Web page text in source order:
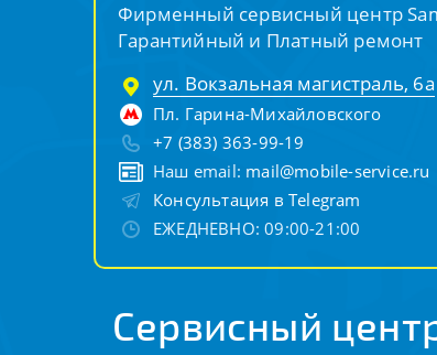
Фирменный сервисный центр
Гарантийный и Платный ремонт
ул. Вокзальная магистраль, 6а
Пл. Гарина-Михайловского
+7 (383) 363-99-19
Наш email: mail@mobile-service.ru
Консультация в Telegram
ЕЖЕДНЕВНО: 09:00-21:00
Сервисный